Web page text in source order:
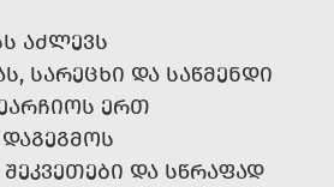
ᲐᲫᲚᲔᲕᲡ
ᲡᲐᲠᲔᲪᲮᲘ ᲓᲐ ᲡᲐᲬᲛᲔᲜᲓᲘ
ᲔᲠᲗ
ᲓᲐ ᲡᲬᲠᲐᲤᲐᲓ